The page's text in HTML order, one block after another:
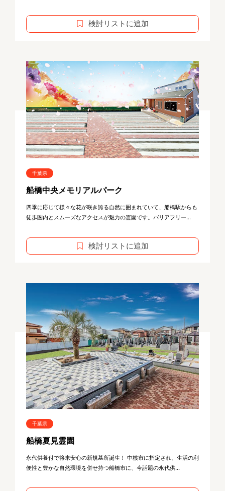
検討リストに追加
千葉県
船橋中央メモリアルパーク
四季に応じて様々な花が咲き誇る自然に囲まれていて、船橋駅からも
徒歩圏内とスムーズなアクセスが魅力の霊園です。バリアフリー...
検討リストに追加
千葉県
船橋夏見霊園
永代供養付で将来安心の新規墓所誕生！ 中核市に指定され、生活の利
便性と豊かな自然環境を併せ持つ船橋市に、今話題の永代供...